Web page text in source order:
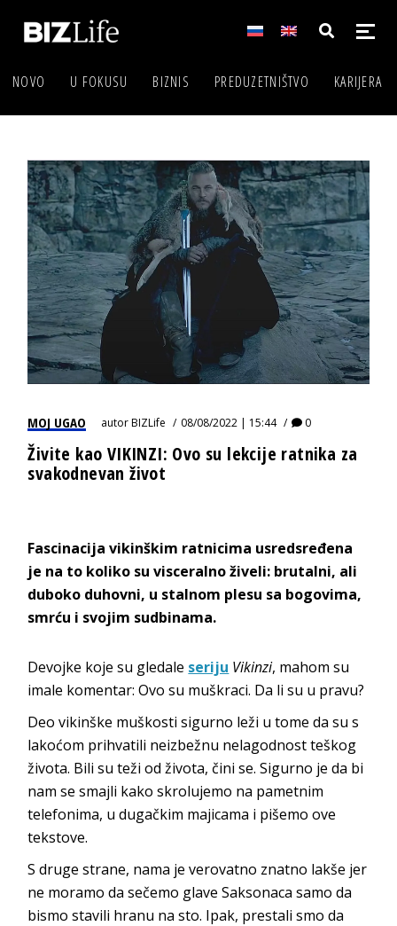
NOVO U FOKUSU BIZNIS PREDUZETNIŠTVO KARIJERA
MOJ UGAO autorBIZLife 08/08/2022 | 15:44 0
Živite kao VIKINZI: Ovo su lekcije ratnika za
svakodnevan život
Fascinacija vikinškim ratnicima usredsređena
je na to koliko su visceralno živeli: brutalni, ali
duboko duhovni, u stalnom plesu sa bogovima,
smrću i svojim sudbinama.
Devojke koje su gledale seriju Vikinzi, mahom su
imale komentar: Ovo su muškraci. Da li su u pravu?
Deo vikinške muškosti sigurno leži u tome da su s
lakoćom prihvatili neizbežnu nelagodnost teškog
života. Bili su teži od života, čini se. Sigurno je da bi
nam se smajli kako skrolujemo na pametnim
telefonima, u dugačkim majicama i pišemo ove
tekstove.
S druge strane, nama je verovatno znatno lakše jer
ne moramo da sečemo glave Saksonaca samo da
bismo stavili hranu na sto. Ipak, prestali smo da